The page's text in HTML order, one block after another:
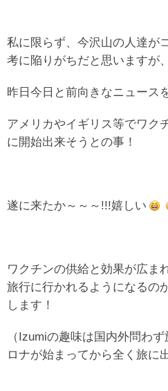
私に限らず、今沢山の人達が
考に陥りがちだと思いますが、
昨日今日と前向きなニュース
アメリカやイギリス等でワク
に開始出来そうとの事！
遂に来たか～～～!!!嬉しい
ワクチンの供給と効果が広ま
旅行に行かれるようになるの
します！
（Izumiの趣味は国内外問わ
ロナが始まってから全く旅に